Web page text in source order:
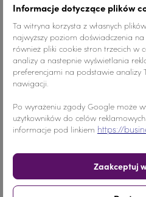
Kolor
Materiał Szkło
Wymiary ŚREDNI
Ilość 1 SZTUKA
Nr.Kategorii 624b
Dodaj do
Informacje dotyczące plików
Ta witryna korzysta z własnych
najwyższy poziom doświadczenia
również pliki cookie stron trzecich w
analizy a nastepnie wyświetlania
preferencjami na podstawie analizy
nawigacji.
Po wyrażeniu zgody Google może
użytkowników do celów
informacje pod linkiem https://
Zaakceptuj